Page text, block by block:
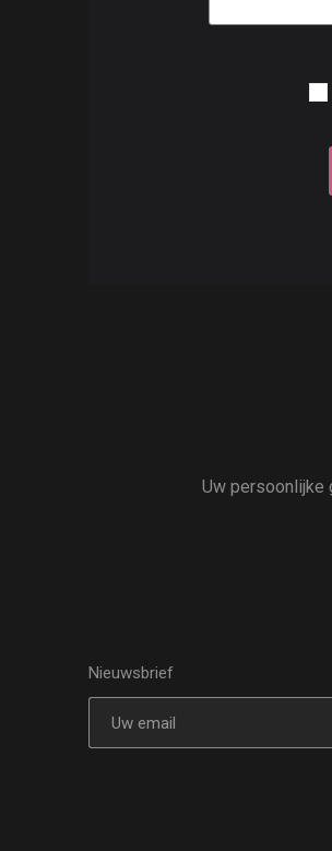
Uw persoonlijke
Nieuwsbrief